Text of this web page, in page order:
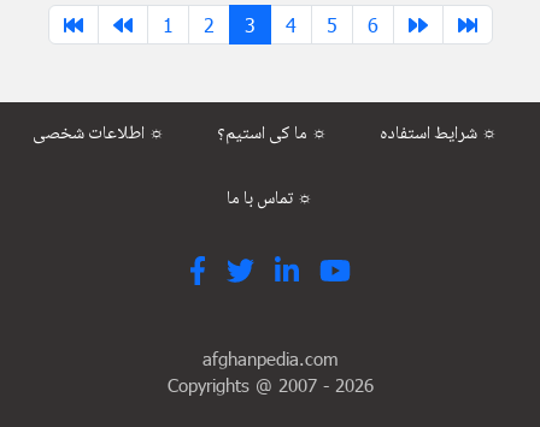
1
2 3 4 5 6
اطلاعات شخصی ☼ ما کی استیم؟ ☼ شرایط استفاده ☼
تماس با ما ☼
afghanpedia.com
Copyrights @ 2007 - 2026